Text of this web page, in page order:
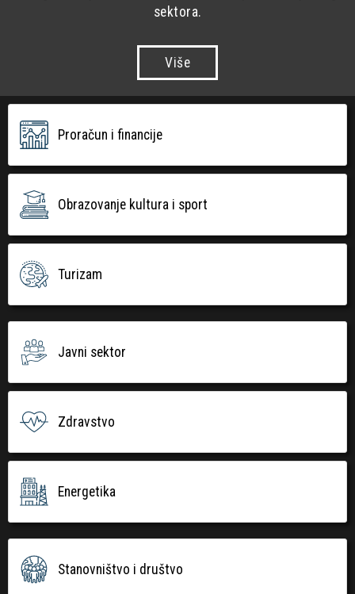
sektora.
Više
Proračun i financije
Obrazovanje kultura i sport
Turizam
Javni sektor
Zdravstvo
Energetika
Stanovništvo i društvo